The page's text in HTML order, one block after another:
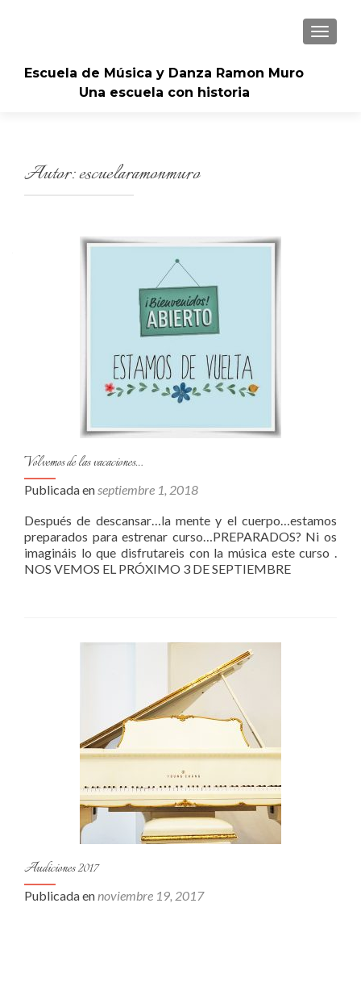
Escuela de Música y Danza Ramon Muro
Una escuela con historia
Autor:escuelaramonmuro
Volvemos de las vacaciones…
Publicada enseptiembre 1, 2018
Después de descansar…la mente y el cuerpo…estamos
preparados para estrenar curso…PREPARADOS? Ni os
imagináis lo que disfrutareis con la música este curso .
NOS VEMOS EL PRÓXIMO 3 DE SEPTIEMBRE
Audiciones 2017
Publicada ennoviembre 19, 2017
Navegación